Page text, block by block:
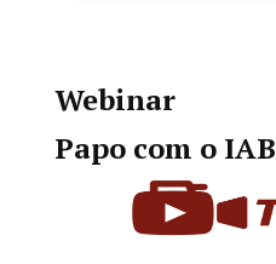
Webinar
Papo com o IAB